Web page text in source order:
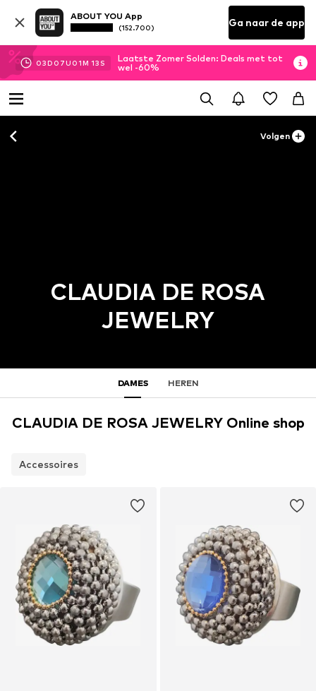
ABOUT YOU App
(152.700) Ga naar de app
03D 07U 01M 12 S
Laatste Zomer Solden: Deals met tot
wel -60%
Volgen
CLAUDIA DE ROSA
JEWELRY
DAMES HEREN
CLAUDIA DE ROSA JEWELRY Online shop
Accessoires